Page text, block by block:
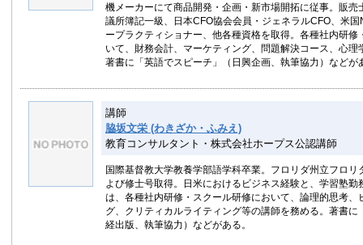
機メーカーにて商品開発・企画・新市場開拓に従事。販売
議所簿記一級、日本CFO協会会員・ジェネラルCFO、米
ープラクティショナー、他各種資格を取得。各種社内研修
いて、財務会計、マーケティング、問題解決コース、心理
著書に「英語でスピーチ」（日興企画、執筆協力）などが
講師
脇坂文栄 (わきざか・ふみえ)
教育コンサルタント・株式会社ホープス公認講師
国際基督教大学教養学部語学科卒業。フロリダ州立フロリ
よび修士号取得。日米におけるビジネス経験と、学習塾勤
は、各種社内研修・スクール研修において、論理的思考、
グ、クリティカルライティング等の講師を務める。著書に
経出版、執筆協力）などがある。